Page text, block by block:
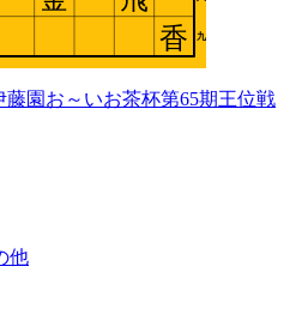
藤園お～いお茶杯第65期王位戦
他